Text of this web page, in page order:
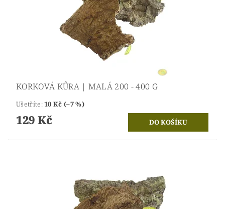
KORKOVÁ KŮRA | MALÁ 200 - 400 G
Ušetříte:10 Kč (–7 %)
129 Kč